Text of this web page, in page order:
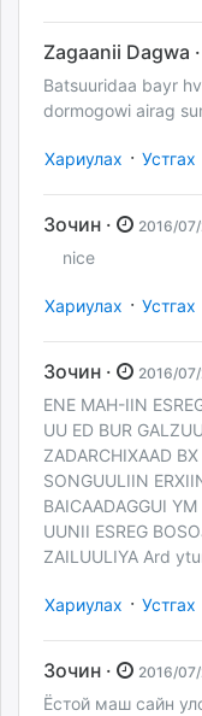
Zagaanii Dagwa ·
Batsuuridaa bayr
dormogowi airag
Хариулах · Устгах
Зочин · 2016/
nice
Хариулах · Устгах
Зочин · 2016/
ENE MAH-IIN
UU ED BUR
ZADARCHIXAAD
SONGUULIIN
BAICAADAGGUI
UUNII ESREG
ZAILUULIYA Ard
Хариулах · Устгах
Зочин · 2016/
Ёстой маш сайн